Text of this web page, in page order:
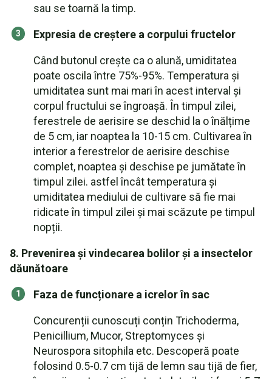
sau se toarnă la timp.
Expresia de creștere a corpului fructelor
Când butonul crește ca o alună, umiditatea
poate oscila între 75%-95%. Temperatura și
umiditatea sunt mai mari în acest interval și
corpul fructului se îngroașă. În timpul zilei,
ferestrele de aerisire se deschid la o înălțime
de 5 cm, iar noaptea la 10-15 cm. Cultivarea în
interior a ferestrelor de aerisire deschise
complet, noaptea și deschise pe jumătate în
timpul zilei. astfel încât temperatura și
umiditatea mediului de cultivare să fie mai
ridicate în timpul zilei și mai scăzute pe timpul
nopții.
8. Prevenirea și vindecarea bolilor și a insectelor
dăunătoare
Faza de funcționare a icrelor în sac
Concurenții cunoscuți conțin Trichoderma,
Penicillium, Mucor, Streptomyces și
Neurospora sitophila etc. Descoperă poate
folosind 0.5-0.7 cm tijă de lemn sau tijă de fier,